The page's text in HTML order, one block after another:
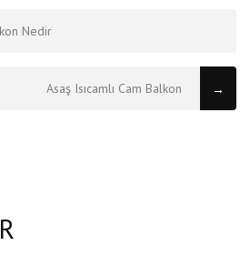
Nedir
Asaş Isıcamlı Cam Balkon →